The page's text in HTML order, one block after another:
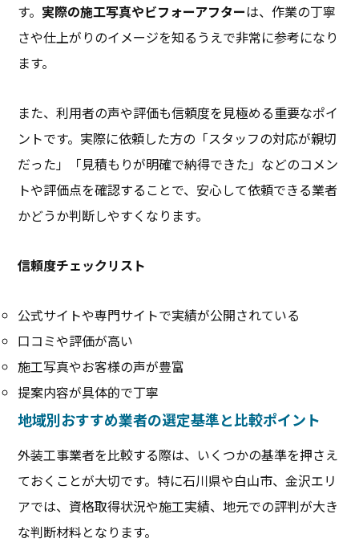
す。 実際の施工写真やビフォーアフターは、作業の丁寧
さや仕上がりのイメージを知るうえで非常に参考になり
ます。
また、利用者の声や評価も信頼度を見極める重要なポイ
ントです。実際に依頼した方の「スタッフの対応が親切
だった」「見積もりが明確で納得できた」などのコメン
トや評価点を確認することで、安心して依頼できる業者
かどうか判断しやすくなります。
信頼度チェックリスト
公式サイトや専門サイトで実績が公開されている
口コミや評価が高い
施工写真やお客様の声が豊富
提案内容が具体的で丁寧
地域別おすすめ業者の選定基準と比較ポイント
外装工事業者を比較する際は、いくつかの基準を押さえ
ておくことが大切です。特に石川県や白山市、金沢エリ
アでは、資格取得状況や施工実績、地元での評判が大き
な判断材料となります。